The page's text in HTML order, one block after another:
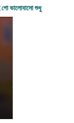
ভালোবাসো শুধু